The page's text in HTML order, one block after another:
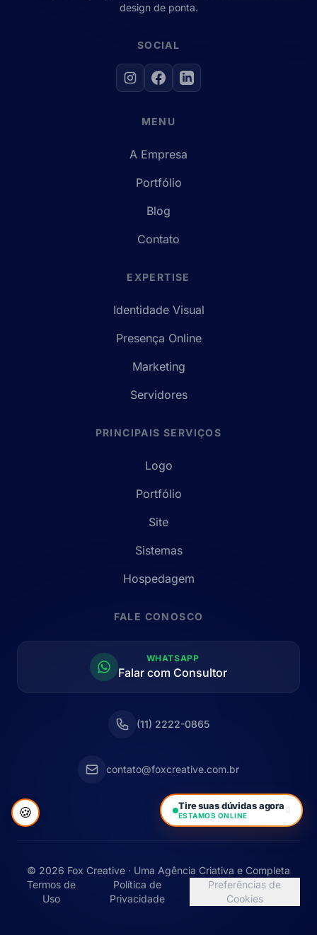
design de ponta.
SOCIAL
MENU
A Empresa
Portfólio
Blog
Contato
EXPERTISE
Identidade Visual
Presença Online
Marketing
Servidores
PRINCIPAIS SERVIÇOS
Logo
Portfólio
Site
Sistemas
Hospedagem
FALE CONOSCO
WHATSAPP
Falar com Consultor
(11) 2222-0865
contato@foxcreative.com.br
© 2026 Fox Creative · Uma Agência Criativa e Completa
Termos de
Uso
Política de
Privacidade
Preferências de
Cookies
Tire suas dúvidas agora
ESTAMOS ONLINE
🍪